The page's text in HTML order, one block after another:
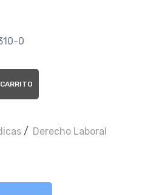
0
/ Derecho Laboral